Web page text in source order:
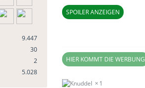
9.447
30
2
5.028
SPOILER ANZEIGEN
HIER KOMMT DIE WERBUNG
1